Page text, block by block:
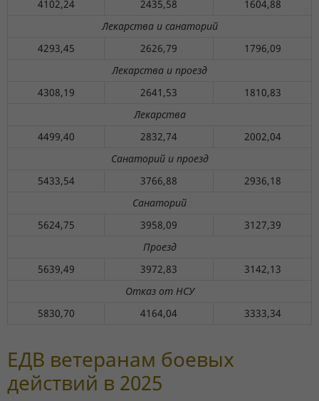
4102,24 2435,58
1604,88
Лекарства и санаторий
4293,45
2626,79
1796,09
Лекарства и проезд
4308,19
2641,53
1810,83
Лекарства
4499,40
2832,74
2002,04
Санаторий и проезд
5433,54
3766,88
2936,18
Санаторий
5624,75
3958,09
3127,39
Проезд
5639,49
3972,83
3142,13
Отказ от НСУ
5830,70
4164,04 3333,34
ЕДВ ветеранам боевых
действий в 2025